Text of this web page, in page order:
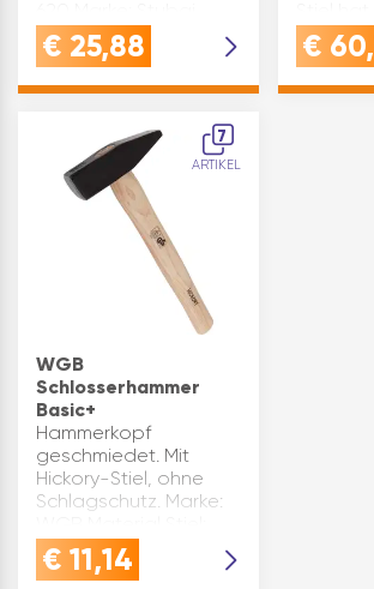
Type: 5110
Inhaltsangabe (ST): 1
€ 25,88
aus
€
7
ARTIKEL
WGB
Schlosserhammer
Basic+
Hammerkopf
geschmiedet. Mit
Hickory-Stiel, ohne
Schlagschutz. Marke:
Hickory Type: Basic+
Material Kopf: Stahl
€ 11,14